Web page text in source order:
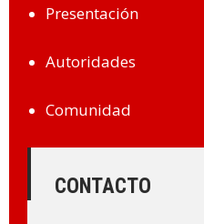
Presentación
Autoridades
Comunidad
CONTACTO